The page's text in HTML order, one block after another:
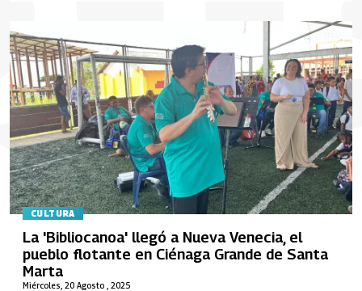
CULTURA
Miércoles, 20 Agosto , 2025
La 'Bibliocanoa' llegó a Nueva Venecia, el
pueblo flotante en Ciénaga Grande de Santa
Marta